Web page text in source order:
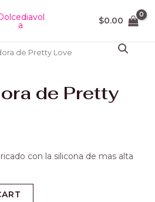
$0.00
de Pretty Love
de Pretty
con la silicona de mas alta